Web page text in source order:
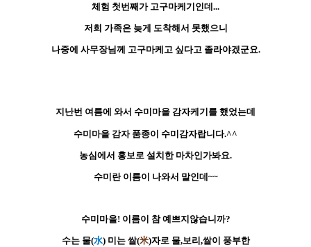
체험 첫번째가 고구마케기인데...
저희 가족은 늦게 도착해서 못했으니
나중에 사무장님께 고구마케고 싶다고 졸라야겠군요.
지난번 여름에 와서 수미마을 감자케기를 했었는데
수미마을 감자 품종이 수미감자랍니다.^^
농심에서 홍보로 설치한 마차인가봐요.
수미란 이름이 나와서 말인데~~
수미마을! 이름이 참 예쁘지않습니까?
수는 물(水) 미는 쌀(米)자로 물,보리,쌀이 풍부한